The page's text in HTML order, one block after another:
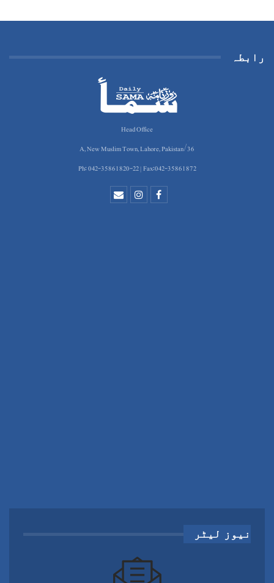
رابطہ
Head Office
36/A, New Muslim Town, Lahore, Pakistan
Ph: 042-35861820-22 | Fax:042-35861872
نیوز لیٹر